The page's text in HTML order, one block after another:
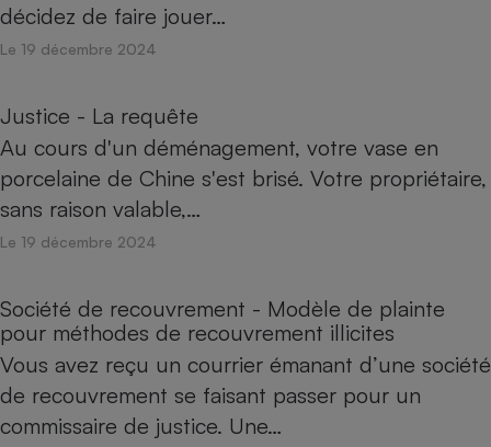
décidez de faire jouer…
Le 19 décembre 2024
Justice - La requête
Au cours d'un déménagement, votre vase en
porcelaine de Chine s'est brisé. Votre propriétaire,
sans raison valable,…
Le 19 décembre 2024
Société de recouvrement - Modèle de plainte
pour méthodes de recouvrement illicites
Vous avez reçu un courrier émanant d’une société
de recouvrement se faisant passer pour un
commissaire de justice. Une…